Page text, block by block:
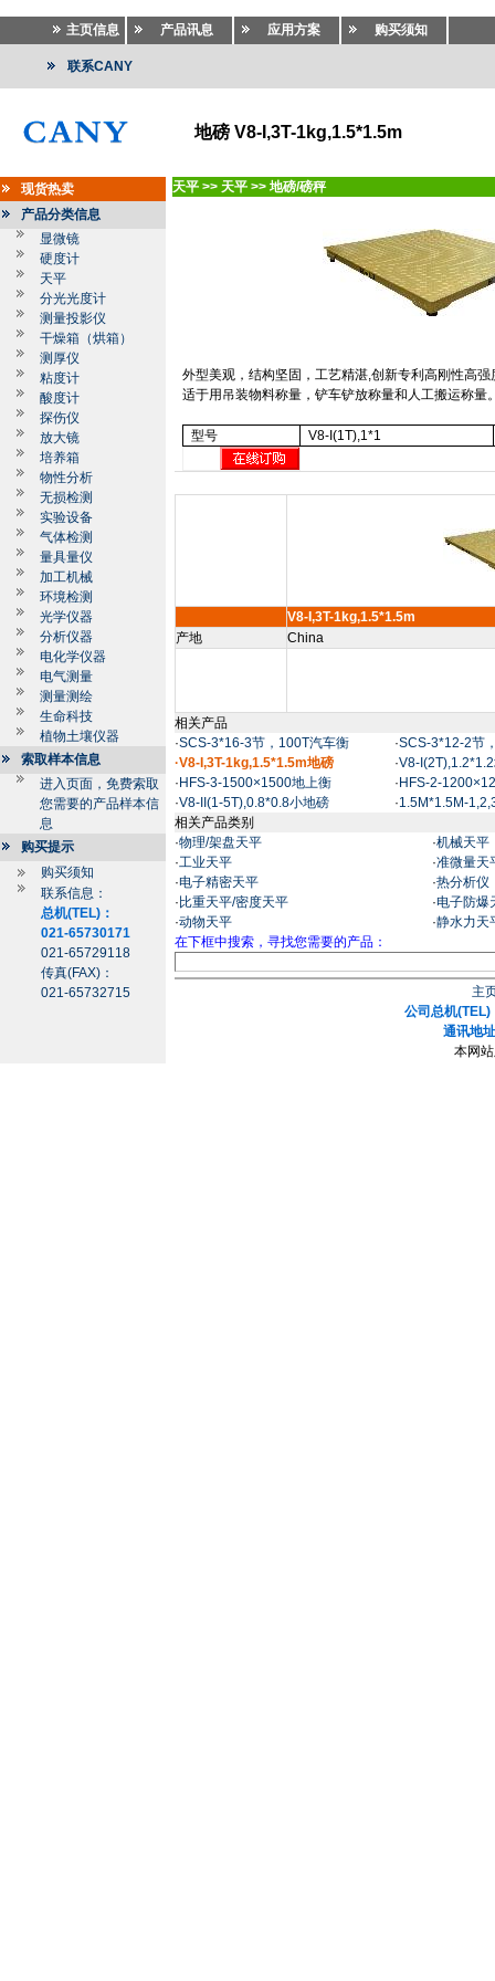
主页信息 产品讯息 应用方案 购买须知
联系CANY
地磅 V8-I,3T-1kg,1.5*1.5m
现货热卖
产品分类信息
显微镜
硬度计
天平
分光光度计
测量投影仪
干燥箱（烘箱）
测厚仪
粘度计
酸度计
探伤仪
放大镜
培养箱
物性分析
无损检测
实验设备
气体检测
量具量仪
加工机械
环境检测
光学仪器
分析仪器
电化学仪器
电气测量
测量测绘
生命科技
植物土壤仪器
索取样本信息
进入页面，免费索取
您需要的产品样本信
息
购买提示
购买须知
联系信息：
总机(TEL)：
021-65730171
021-65729118
传真(FAX)：
021-65732715
天平 >> 天平 >> 地磅/磅秤
外型美观，结构坚固，工艺精湛,创新专利高刚性高
适于用吊装物料称量，铲车铲放称量和人工搬运称
型号 V8-I(1T),1*1
V8-I,3T-1kg,1.5*1.5m
产地
China
相关产品
·SCS-3*16-3节，100T汽车衡 ·SCS-3*12-2节
·V8-I,3T-1kg,1.5*1.5m地磅
·V8-
· HFS-3-1500×1500地上衡 · HFS-2-
·V8-II(1-5T),0.8*0.8小地磅 ·1.5M*1.5M-
相关产品类别
·物理/架盘天平 ·机械天平
·工业天平 ·准微量天
·电子精密天平 ·热分析仪
· 比重天平/密度天平 ·电子防爆
·动物天平 ·静水力天
在下框中搜索，寻找您需要的产品：
主
公司总机
通讯地
本网